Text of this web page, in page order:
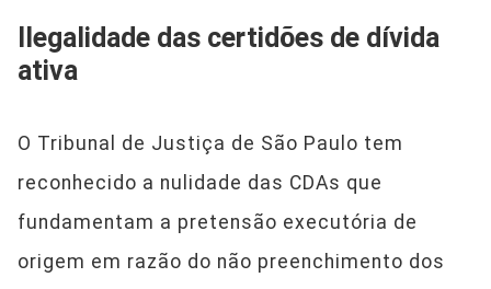
Ilegalidade das certidões de dívida
ativa
O Tribunal de Justiça de São Paulo tem
reconhecido a nulidade das CDAs que
fundamentam a pretensão executória de
origem em razão do não preenchimento dos